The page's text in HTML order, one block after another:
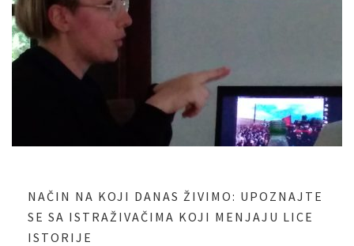
NAČIN NA KOJI DANAS ŽIVIMO: UPOZNAJTE
SE SA ISTRAŽIVAČIMA KOJI MENJAJU LICE
ISTORIJE